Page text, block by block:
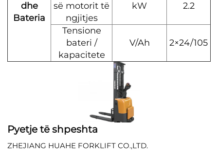
dhe
Bateria
së motorit të
ngjitjes
kW 2.2
Tensione
bateri /
kapacitete
V/Ah 2×24/105
Pyetje të shpeshta
ZHEJIANG HUAHE FORKLIFT CO.,LTD.